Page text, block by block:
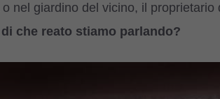
nel giardino del vicino, il
di che reato stiamo parlando?